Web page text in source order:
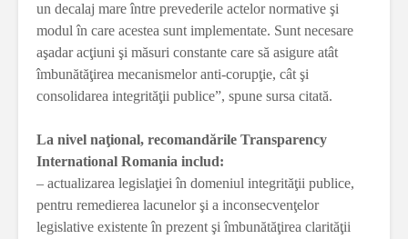
un decalaj mare între prevederile actelor normative şi
modul în care acestea sunt implementate. Sunt necesare
aşadar acţiuni şi măsuri constante care să asigure atât
îmbunătăţirea mecanismelor anti-corupţie, cât şi
consolidarea integrităţii publice”, spune sursa citată.
La nivel naţional, recomandările Transparency
International Romania includ:
– actualizarea legislaţiei în domeniul integrităţii publice,
pentru remedierea lacunelor şi a inconsecvenţelor
legislative existente în prezent şi îmbunătăţirea clarităţii